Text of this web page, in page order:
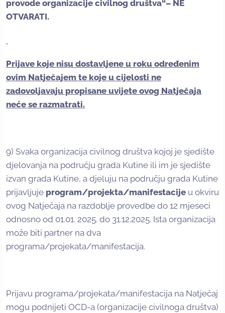
provode organizacije civilnog društva“– NE
OTVARATI.
Prijave koje nisu dostavljene u roku određenim
ovim Natječajem te koje u cijelosti ne
zadovoljavaju propisane uvijete ovog Natječaja
neće se razmatrati.
9) Svaka organizacija civilnog društva kojoj je sjedište
djelovanja na području grada Kutine ili im je sjedište
izvan grada Kutine, a djeluju na području grada Kutine
prijavljuje program/projekta/manifestacije u okviru
ovog Natječaja na razdoblje provedbe do 12 mjeseci
odnosno od 01.01. 2025. do 31.12.2025. Ista organizacija
može biti partner na dva
programa/projekata/manifestacija.
Prijavu programa/projekata/manifestacija na Natječaj
mogu podnijeti OCD-a (organizacije civilnoga društva)